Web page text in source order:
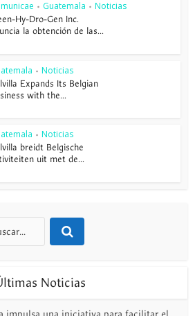
• Guatemala • Noticias
Hy-Dro-Gen Inc.
la obtención de las...
• Noticias
Expands Its Belgian
with the...
• Noticias
breidt Belgische
uit met de...
Noticias